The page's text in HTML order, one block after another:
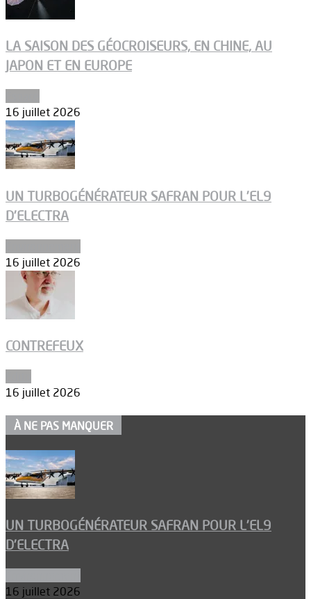
LA SAISON DES GÉOCROISEURS, EN CHINE, AU
JAPON ET EN EUROPE
16 juillet 2026
UN TURBOGÉNÉRATEUR SAFRAN POUR L’EL9
D’ELECTRA
16 juillet 2026
CONTREFEUX
16 juillet 2026
À NE PAS MANQUER
UN TURBOGÉNÉRATEUR SAFRAN POUR L’EL9
D’ELECTRA
16 juillet 2026